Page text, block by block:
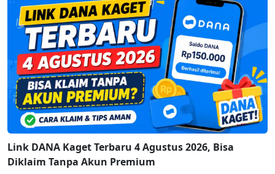
Link DANA Kaget Terbaru 4 Agustus 2026, Bisa
Diklaim Tanpa Akun Premium